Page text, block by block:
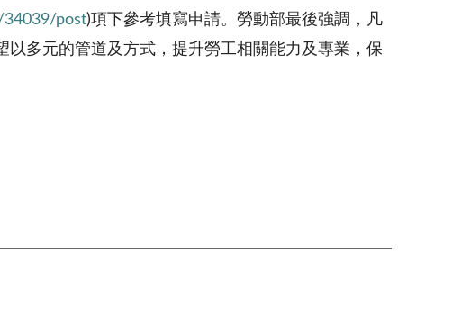
post)項下參考填寫申請。勞動部最後強調，凡
多元的管道及方式，提升勞工相關能力及專業，保